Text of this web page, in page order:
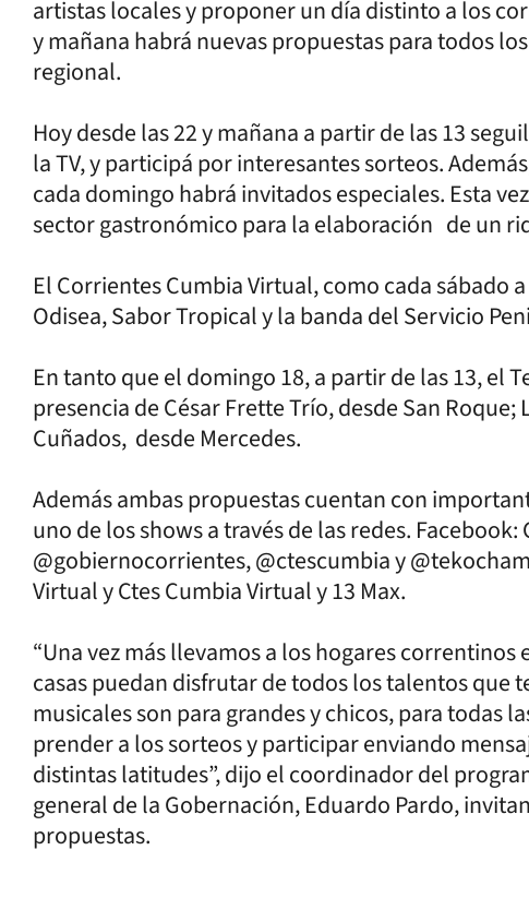
artistas locales y proponer un día distinto a los
y mañana habrá nuevas propuestas para todos
regional.
Hoy desde las 22 y mañana a partir de las 13
la TV, y participá por interesantes sorteos.
cada domingo habrá invitados especiales. Esta
sector gastronómico para la elaboración de un
El Corrientes Cumbia Virtual, como cada sábado
Odisea, Sabor Tropical y la banda del Servicio
En tanto que el domingo 18, a partir de las 13, el
presencia de César Frette Trío, desde San
Cuñados, desde Mercedes.
Además ambas propuestas cuentan con
uno de los shows a través de las redes.
@gobiernocorrientes, @ctescumbia y
Virtual y Ctes Cumbia Virtual y 13 Max.
“Una vez más llevamos a los hogares correntinos
casas puedan disfrutar de todos los talentos que
musicales son para grandes y chicos, para todas
prender a los sorteos y participar enviando
distintas latitudes”, dijo el coordinador del
general de la Gobernación, Eduardo Pardo,
propuestas.